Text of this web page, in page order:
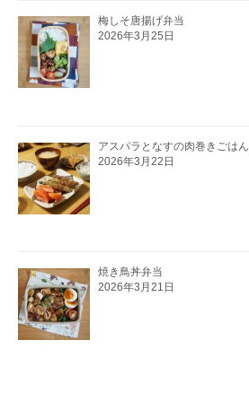
梅しそ唐揚げ弁当
2026年3月25日
アスパラとなすの肉巻きごはん
2026年3月22日
焼き鳥丼弁当
2026年3月21日